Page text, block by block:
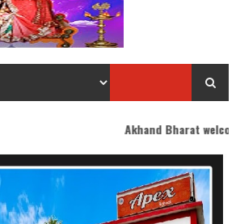
Akhand Bharat welcomes you